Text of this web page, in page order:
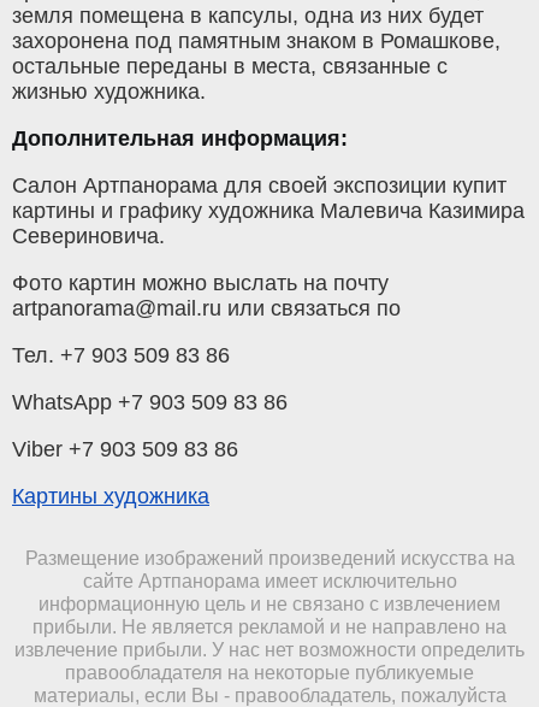
Дополнительная информация:
Салон Артпанорама для своей экспозиции купит
картины и графику художника Малевича Казимира
Севериновича.
Фото картин можно выслать на почту
artpanorama@mail.ru или связаться по
Тел. +7 903 509 83 86
WhatsApp +7 903 509 83 86
Viber +7 903 509 83 86
Картины художника
Размещение изображений произведений искусства на
сайте Артпанорама имеет исключительно
информационную цель и не связано с извлечением
прибыли. Не является рекламой и не направлено на
извлечение прибыли. У нас нет возможности определить
правообладателя на некоторые публикуемые
материалы, если Вы - правообладатель, пожалуйста